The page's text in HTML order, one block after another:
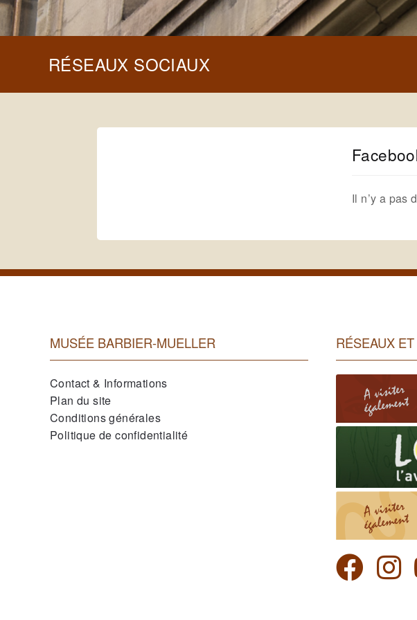
RÉSEAUX SOCIAUX
Il n’y a pas
MUSÉE BARBIER-MUELLER
Contact & Informations
Plan du site
Conditions générales
Politique de confidentialité
RÉSEAUX